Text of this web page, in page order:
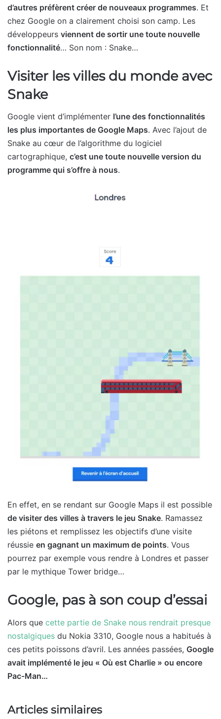
d’autres préfèrent créer de nouveaux programmes. Et
chez Google on a clairement choisi son camp. Les
développeurs viennent de sortir une toute nouvelle
fonctionnalité… Son nom : Snake…
Visiter les villes du monde avec
Snake
Google vient d’implémenter l’une des fonctionnalités
les plus importantes de Google Maps. Avec l’ajout de
Snake au cœur de l’algorithme du logiciel
cartographique, c’est une toute nouvelle version du
programme qui s’offre à nous.
En effet, en se rendant sur Google Maps il est possible
de visiter des villes à travers le jeu Snake. Ramassez
les piétons et remplissez les objectifs d’une visite
réussie en gagnant un maximum de points. Vous
pourrez par exemple vous rendre à Londres et passer
par le mythique Tower bridge…
Google, pas à son coup d’essai
Alors que cette partie de Snake nous rendrait presque
nostalgiques du Nokia 3310, Google nous a habitués à
ces petits poissons d’avril. Les années passées, Google
avait implémenté le jeu « Où est Charlie » ou encore
Pac-Man…
Articles similaires